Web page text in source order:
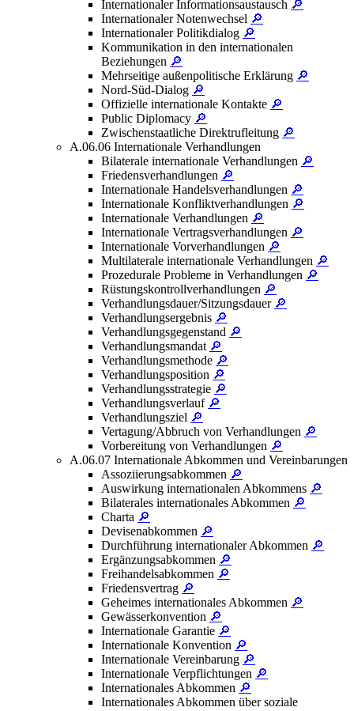
Internationaler Informationsaustausch 🔎
Internationaler Notenwechsel 🔎
Internationaler Politikdialog 🔎
Kommunikation in den internationalen
Beziehungen 🔎
Mehrseitige außenpolitische Erklärung 🔎
Nord-Süd-Dialog 🔎
Offizielle internationale Kontakte 🔎
Public Diplomacy 🔎
Zwischenstaatliche Direktrufleitung 🔎
A.06.06 Internationale Verhandlungen
Bilaterale internationale Verhandlungen 🔎
Friedensverhandlungen 🔎
Internationale Handelsverhandlungen 🔎
Internationale Konfliktverhandlungen 🔎
Internationale Verhandlungen 🔎
Internationale Vertragsverhandlungen 🔎
Internationale Vorverhandlungen 🔎
Multilaterale internationale Verhandlungen 🔎
Prozedurale Probleme in Verhandlungen 🔎
Rüstungskontrollverhandlungen 🔎
Verhandlungsdauer/Sitzungsdauer 🔎
Verhandlungsergebnis 🔎
Verhandlungsgegenstand 🔎
Verhandlungsmandat 🔎
Verhandlungsmethode 🔎
Verhandlungsposition 🔎
Verhandlungsstrategie 🔎
Verhandlungsverlauf 🔎
Verhandlungsziel 🔎
Vertagung/Abbruch von Verhandlungen 🔎
Vorbereitung von Verhandlungen 🔎
A.06.07 Internationale Abkommen und Vereinbarungen
Assoziierungsabkommen 🔎
Auswirkung internationalen Abkommens 🔎
Bilaterales internationales Abkommen 🔎
Charta 🔎
Devisenabkommen 🔎
Durchführung internationaler Abkommen 🔎
Ergänzungsabkommen 🔎
Freihandelsabkommen 🔎
Friedensvertrag 🔎
Geheimes internationales Abkommen 🔎
Gewässerkonvention 🔎
Internationale Garantie 🔎
Internationale Konvention 🔎
Internationale Vereinbarung 🔎
Internationale Verpflichtungen 🔎
Internationales Abkommen 🔎
Internationales Abkommen über soziale